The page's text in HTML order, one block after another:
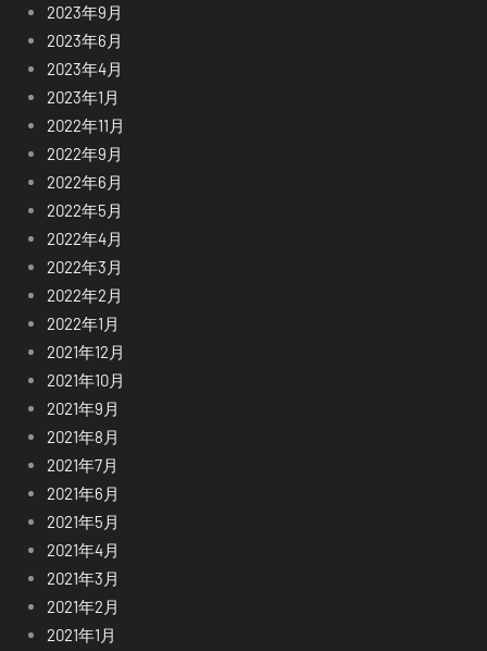
2023年9月
2023年6月
2023年4月
2023年1月
2022年11月
2022年9月
2022年6月
2022年5月
2022年4月
2022年3月
2022年2月
2022年1月
2021年12月
2021年10月
2021年9月
2021年8月
2021年7月
2021年6月
2021年5月
2021年4月
2021年3月
2021年2月
2021年1月